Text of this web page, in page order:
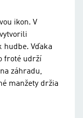
ikon. V
Vďaka
froté udrží
záhradu,
manžety držia